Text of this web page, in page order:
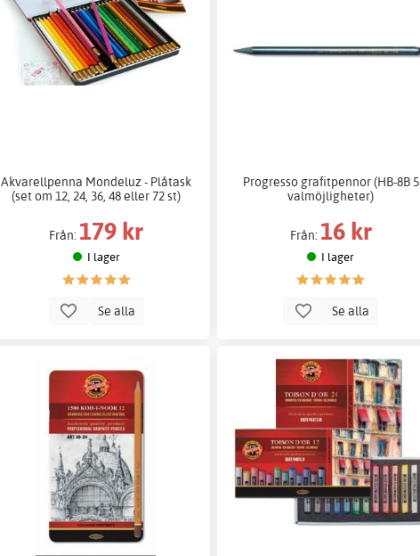
Akvarellpenna Mondeluz - Plåtask
(set om 12, 24, 36, 48 eller 72 st)
Från: 179 kr
I lager
Se alla
Progresso grafitpennor (HB-8B 5
valmöjligheter)
Från: 16 kr
I lager
Se alla